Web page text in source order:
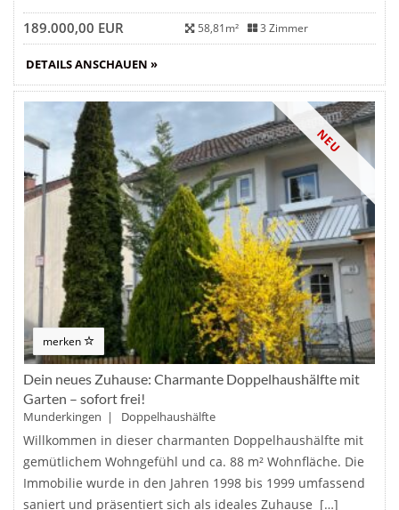
189.000,00 EUR 58,81m² 3 Zimmer
DETAILS ANSCHAUEN »
NEU
merken
Dein neues Zuhause: Charmante Doppelhaushälfte mit
Garten – sofort frei!
Munderkingen | Doppelhaushälfte
Willkommen in dieser charmanten Doppelhaushälfte mit
gemütlichem Wohngefühl und ca. 88 m² Wohnfläche. Die
Immobilie wurde in den Jahren 1998 bis 1999 umfassend
saniert und präsentiert sich als ideales Zuhause […]